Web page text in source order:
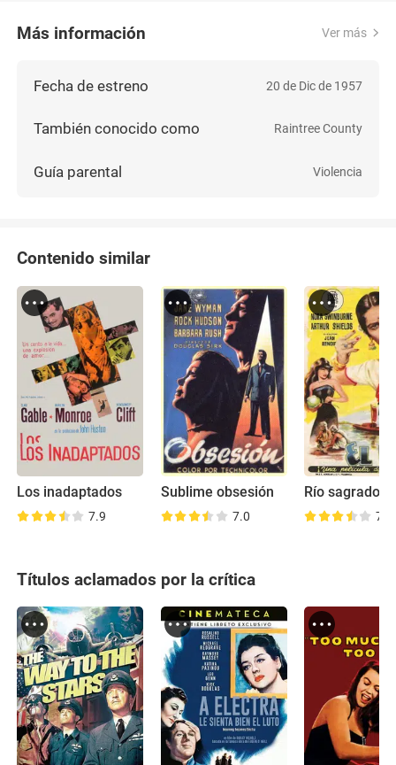
Más información Ver más
Fecha de estreno 20 de Dic de 1957
También conocido como Raintree County
Guía parental Violencia
Contenido similar
Los inadaptados
7.9
Sublime obsesión
7.0
Río sagrado
7.8
Títulos aclamados por la crítica